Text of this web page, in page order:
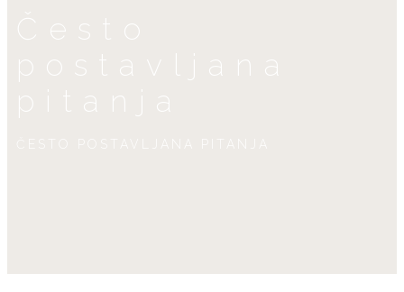
Često
postavljana
pitanja